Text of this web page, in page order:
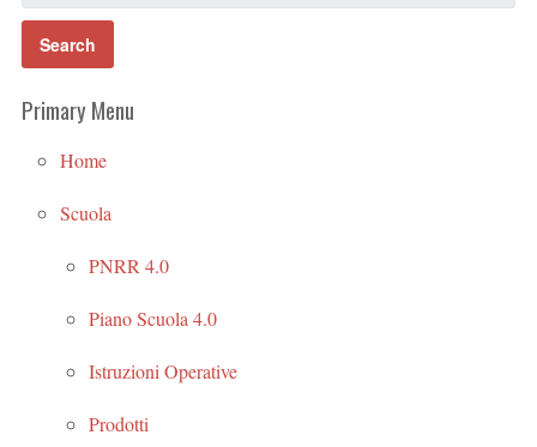
Primary Menu
Home
Scuola
PNRR 4.0
Piano Scuola 4.0
Istruzioni Operative
Prodotti